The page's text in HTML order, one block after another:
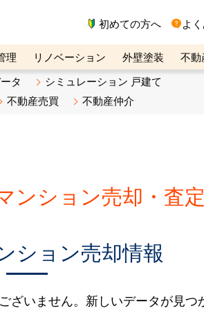
初めての方へ よ
理 リノベーション 外壁塗装
不動
Biz 不動産売却ご相談デスク
タ
シミュレーション 戸建て
不動産売買 不動産仲介
ンション売却・査定
ション売却情報
いません。新しいデータが見